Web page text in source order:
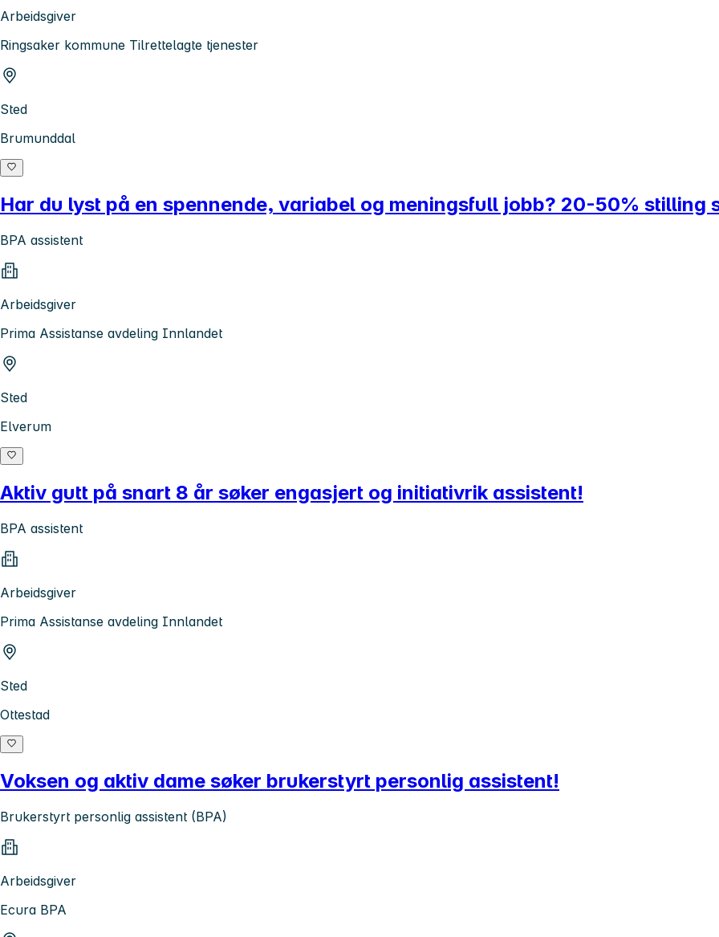
Arbeidsgiver
Ringsaker kommune Tilrettelagte tjenester
Sted
Brumunddal
Har du lyst på en spennende, variabel og meningsfull jobb? 20-50% stilling
BPA assistent
Arbeidsgiver
Prima Assistanse avdeling Innlandet
Sted
Elverum
Aktiv gutt på snart 8 år søker engasjert og initiativrik assistent!
BPA assistent
Arbeidsgiver
Prima Assistanse avdeling Innlandet
Sted
Ottestad
Voksen og aktiv dame søker brukerstyrt personlig assistent!
Brukerstyrt personlig assistent (BPA)
Arbeidsgiver
Ecura BPA